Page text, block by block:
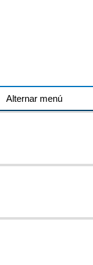
Alternar menú